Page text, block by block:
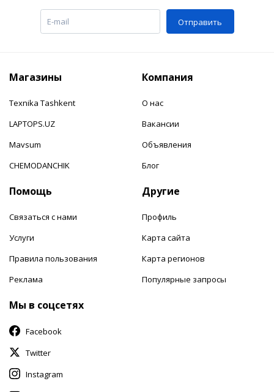
Отправить
Магазины
Texnika Tashkent
LAPTOPS.UZ
Mavsum
CHEMODANCHIK
Компания
О нас
Вакансии
Объявления
Блог
Помощь
Связаться с нами
Услуги
Правила пользования
Реклама
Другие
Профиль
Карта сайта
Карта регионов
Популярные запросы
Мы в соцсетях
Facebook
Twitter
Instagram